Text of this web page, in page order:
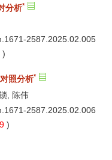
分析*
2587.2025.02.005
)
照分析*
, 陈伟
2587.2025.02.006
)